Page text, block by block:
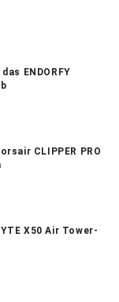
ENDORFY
CLIPPER PRO
X50 Air Tower-